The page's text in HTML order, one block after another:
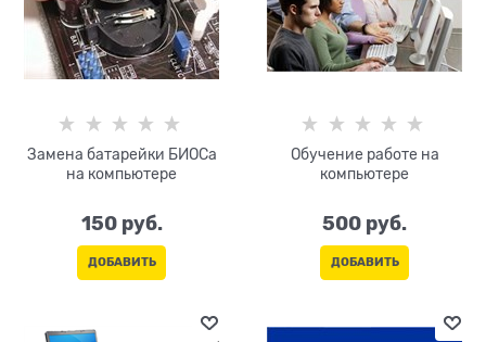
Замена батарейки БИОСа
на компьютере
150 руб.
ДОБАВИТЬ
Обучение работе на
компьютере
500 руб.
ДОБАВИТЬ